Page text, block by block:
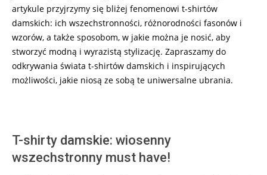
artykule przyjrzymy się bliżej fenomenowi t-shirtów
damskich: ich wszechstronności, różnorodności fasonów i
wzorów, a także sposobom, w jakie można je nosić, aby
stworzyć modną i wyrazistą stylizację. Zapraszamy do
odkrywania świata t-shirtów damskich i inspirujących
możliwości, jakie niosą ze sobą te uniwersalne ubrania.
T-shirty damskie: wiosenny
wszechstronny must have!